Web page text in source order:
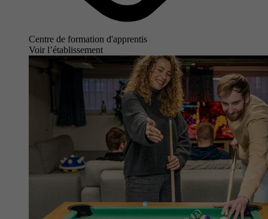
Centre de formation d'apprentis
Voir l’établissement